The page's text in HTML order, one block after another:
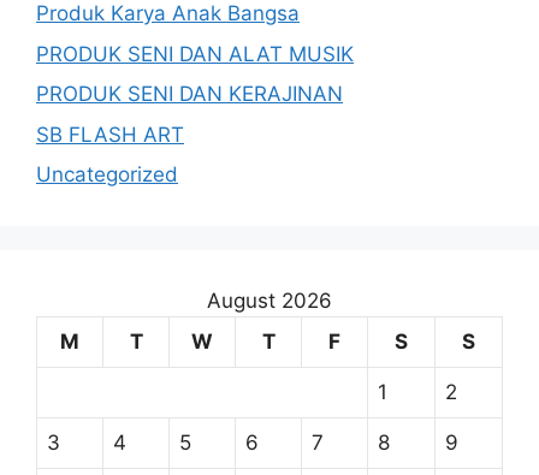
Produk Karya Anak Bangsa
PRODUK SENI DAN ALAT MUSIK
PRODUK SENI DAN KERAJINAN
SB FLASH ART
Uncategorized
August 2026
M
T W T F S S
1 2
3 4 5 6 7 8 9